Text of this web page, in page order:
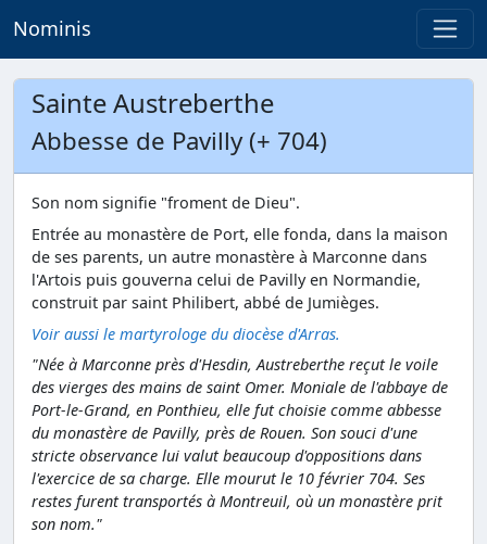
Nominis
Sainte Austreberthe
Abbesse de Pavilly (+ 704)
Son nom signifie "froment de Dieu".
Entrée au monastère de Port, elle fonda, dans la maison
de ses parents, un autre monastère à Marconne dans
l'Artois puis gouverna celui de Pavilly en Normandie,
construit par saint Philibert, abbé de Jumièges.
Voir aussi le martyrologe du diocèse d'Arras.
"Née à Marconne près d'Hesdin, Austreberthe reçut le voile
des vierges des mains de saint Omer. Moniale de l'abbaye de
Port-le-Grand, en Ponthieu, elle fut choisie comme abbesse
du monastère de Pavilly, près de Rouen. Son souci d'une
stricte observance lui valut beaucoup d'oppositions dans
l'exercice de sa charge. Elle mourut le 10 février 704. Ses
restes furent transportés à Montreuil, où un monastère prit
son nom."